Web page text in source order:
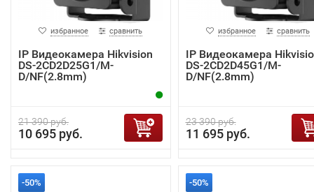
избранное сравнить
IP Видеокамера Hikvision
DS-2CD2D25G1/M-
D/NF(2.8mm)
21 390 руб.
10 695 руб.
избранное сравнить
IP Видеокамера
DS-2CD2D45G1/M-
D/NF(2.8mm)
23 390 руб.
11 695 руб.
-50% -50%